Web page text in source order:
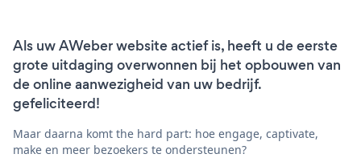
Als uw AWeber website actief is, heeft u de eerste
grote uitdaging overwonnen bij het opbouwen van
de online aanwezigheid van uw bedrijf.
gefeliciteerd!
Maar daarna komt the hard part: hoe engage, captivate,
make en meer bezoekers te ondersteunen?